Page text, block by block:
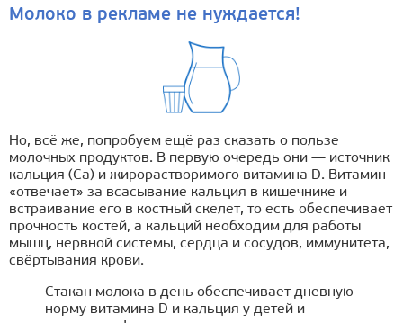
Молоко в рекламе не нуждается!
Но, всё же, попробуем ещё раз сказать о пользе
молочных продуктов. В первую очередь они — источник
кальция (Са) и жирорастворимого витамина D. Витамин
«отвечает» за всасывание кальция в кишечнике и
встраивание его в костный скелет, то есть обеспечивает
прочность костей, а кальций необходим для работы
мышц, нервной системы, сердца и сосудов, иммунитета,
свёртывания крови.
Стакан молока в день обеспечивает дневную
норму витамина D и кальция у детей и